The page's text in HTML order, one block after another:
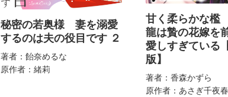
秘密の若奥様 妻を溺愛
するのは夫の役目です ２
著者：飴奈めるな
原作者：緒莉
甘く柔らかな
龍は贄の花嫁を
愛しすぎている
版】
著者：香森かずら
原作者：あさぎ千夜春